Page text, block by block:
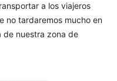
a los viajeros
no tardaremos mucho en
de nuestra zona de